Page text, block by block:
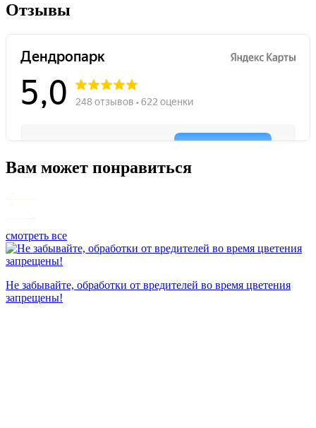
Отзывы
Вам может понравиться
смотреть все
Не забывайте, обработки от вредителей во время цветения
запрещены!